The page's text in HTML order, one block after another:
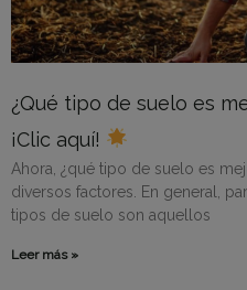
¿Qué tipo de suelo es
¡Clic aquí!
Ahora, ¿qué tipo de suelo es
diversos factores. En general,
tipos de suelo son aquellos
Leer más »